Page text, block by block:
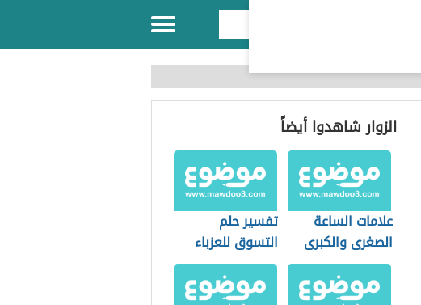
الزوار شاهدوا أيضاً
علامات الساعة
الصغرى والكبرى
بالترتيب
تفسير حلم
التسوق للعزباء